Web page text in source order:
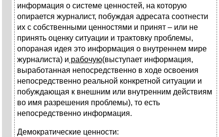
информация о системе ценностей, на которую
опирается журналист, побуждая адресата соотнести
их с собственными ценностями и принят – или не
принять оценку ситуации и трактовку проблемы,
опораная идея это информация о внутреннем мире
журналиста) и рабочую(выступает информация,
выработанная непосредственно в ходе освоения
непосредственно реальной конкретной ситуации и
побуждающая к внешним или внутренним действиям
во имя разрешения проблемы), то есть
непосредственно информация.
Демократические ценности: